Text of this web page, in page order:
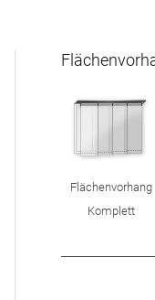
Flächenvorhang
Komplett